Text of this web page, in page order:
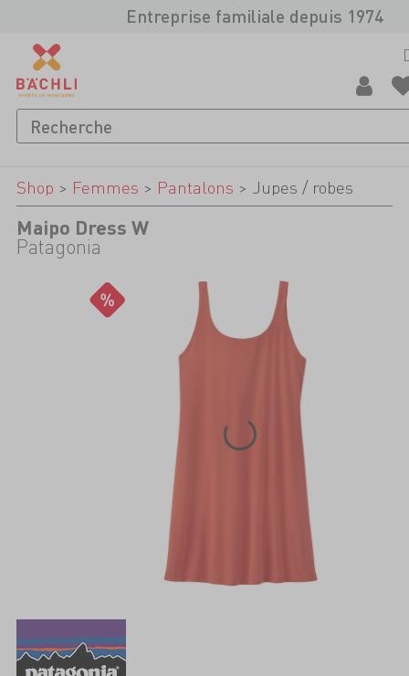
Entreprise familiale depuis 1974
Shop > Femmes > Pantalons > Jupes / robes
Maipo Dress W
Patagonia